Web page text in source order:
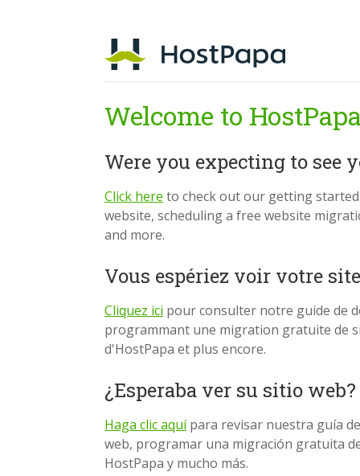
Welcome to
Were you expecting to see
Click here to check out our getting
website, scheduling a free website
and more.
Vous espériez voir votre
Cliquez ici pour consulter notre guide de
programmant une migration gratuite de
d'HostPapa et plus encore.
¿Esperaba ver su sitio web?
Haga clic aquípara revisar nuestra guía
web, programar una migración gratuita
HostPapa y mucho más.